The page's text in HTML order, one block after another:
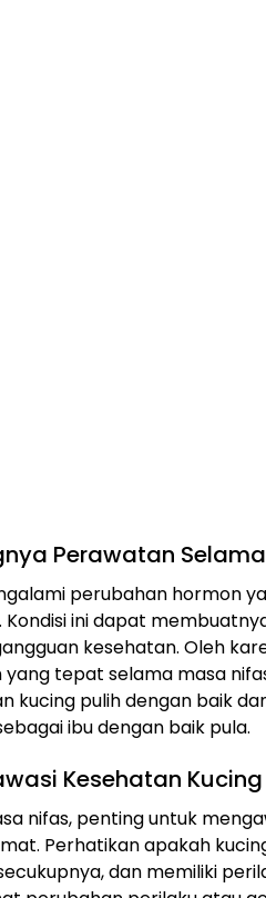
Perawatan
perubahan hormon
Kondisi ini dapat
kesehatan. Oleh
tepat selama masa
kucing pulih dengan baik
ibu dengan baik pula.
Kesehatan Kucing
nifas, penting untuk
Perhatikan apakah
dan memiliki